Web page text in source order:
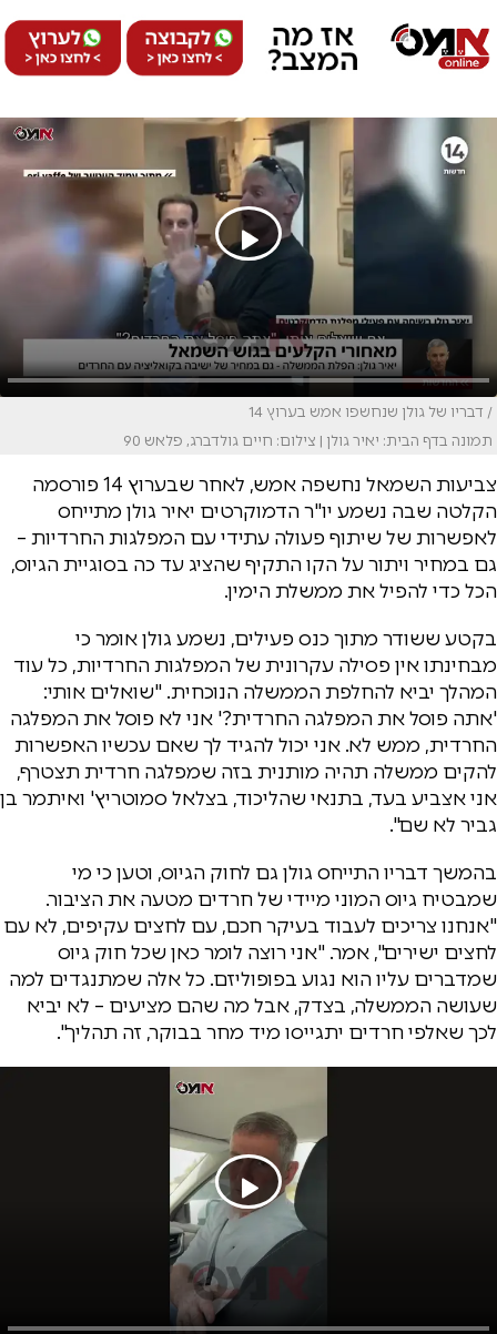
/ דבריו של גולן שנחשפו אמש בערוץ 14
תמונה בדף הבית: יאיר גולן | צילום: חיים גולדברג, פלאש 90
צביעות השמאל נחשפה אמש, לאחר שבערוץ 14 פורסמה
הקלטה שבה נשמע יו"ר הדמוקרטים יאיר גולן מתייחס
לאפשרות של שיתוף פעולה עתידי עם המפלגות החרדיות –
גם במחיר ויתור על הקו התקיף שהציג עד כה בסוגיית הגיוס,
הכל כדי להפיל את ממשלת הימין.
בקטע ששודר מתוך כנס פעילים, נשמע גולן אומר כי
מבחינתו אין פסילה עקרונית של המפלגות החרדיות, כל עוד
המהלך יביא להחלפת הממשלה הנוכחית. "שואלים אותי:
'אתה פוסל את המפלגה החרדית?' אני לא פוסל את המפלגה
החרדית, ממש לא. אני יכול להגיד לך שאם עכשיו האפשרות
להקים ממשלה תהיה מותנית בזה שמפלגה חרדית תצטרף,
אני אצביע בעד, בתנאי שהליכוד, בצלאל סמוטריץ' ואיתמר בן
גביר לא שם".
בהמשך דבריו התייחס גולן גם לחוק הגיוס, וטען כי מי
שמבטיח גיוס המוני מיידי של חרדים מטעה את הציבור.
"אנחנו צריכים לעבוד בעיקר חכם, עם לחצים עקיפים, לא עם
לחצים ישירים", אמר. "אני רוצה לומר כאן שכל חוק גיוס
שמדברים עליו הוא נגוע בפופוליזם. כל אלה שמתנגדים למה
שעושה הממשלה, בצדק, אבל מה שהם מציעים – לא יביא
לכך שאלפי חרדים יתגייסו מיד מחר בבוקר, זה תהליך".